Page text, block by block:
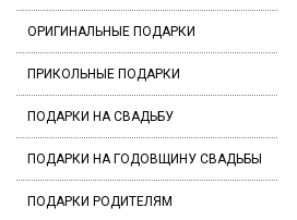
ОРИГИНАЛЬНЫЕ ПОДАРКИ
ПРИКОЛЬНЫЕ ПОДАРКИ
ПОДАРКИ НА СВАДЬБУ
ПОДАРКИ НА ГОДОВЩИНУ СВАДЬБЫ
ПОДАРКИ РОДИТЕЛЯМ